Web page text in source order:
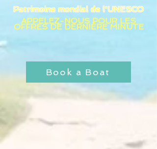
Patrimoine mondial de l'UNESCO
APPELEZ-NOUS POUR LES
OFFRES DE DERNIÈRE MINUTE
Book a Boat